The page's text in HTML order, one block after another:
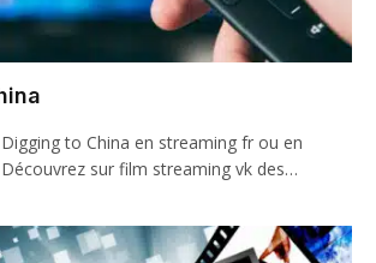
to China en streaming fr ou en
sur film streaming vk des…